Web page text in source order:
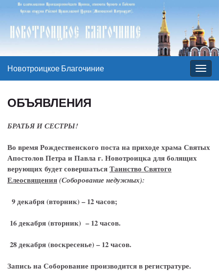
Вкл/
выкл
Новотроицкое Благочиние
ОБЪЯВЛЕНИЯ
БРАТЬЯ И СЕСТРЫ!
Во время Рождественского постана приходе храма Святых
Апостолов Петра и Павла г. Новотроицка для болящих
верующих будет совершатьсяТаинство Святого
Елеосвящения(Соборование недужных):
9 декабря (вторник) – 12 часов;
16 декабря (вторник) – 12 часов.
28 декабря (воскресенье) – 12 часов.
Запись на Соборование производится в регистратуре.